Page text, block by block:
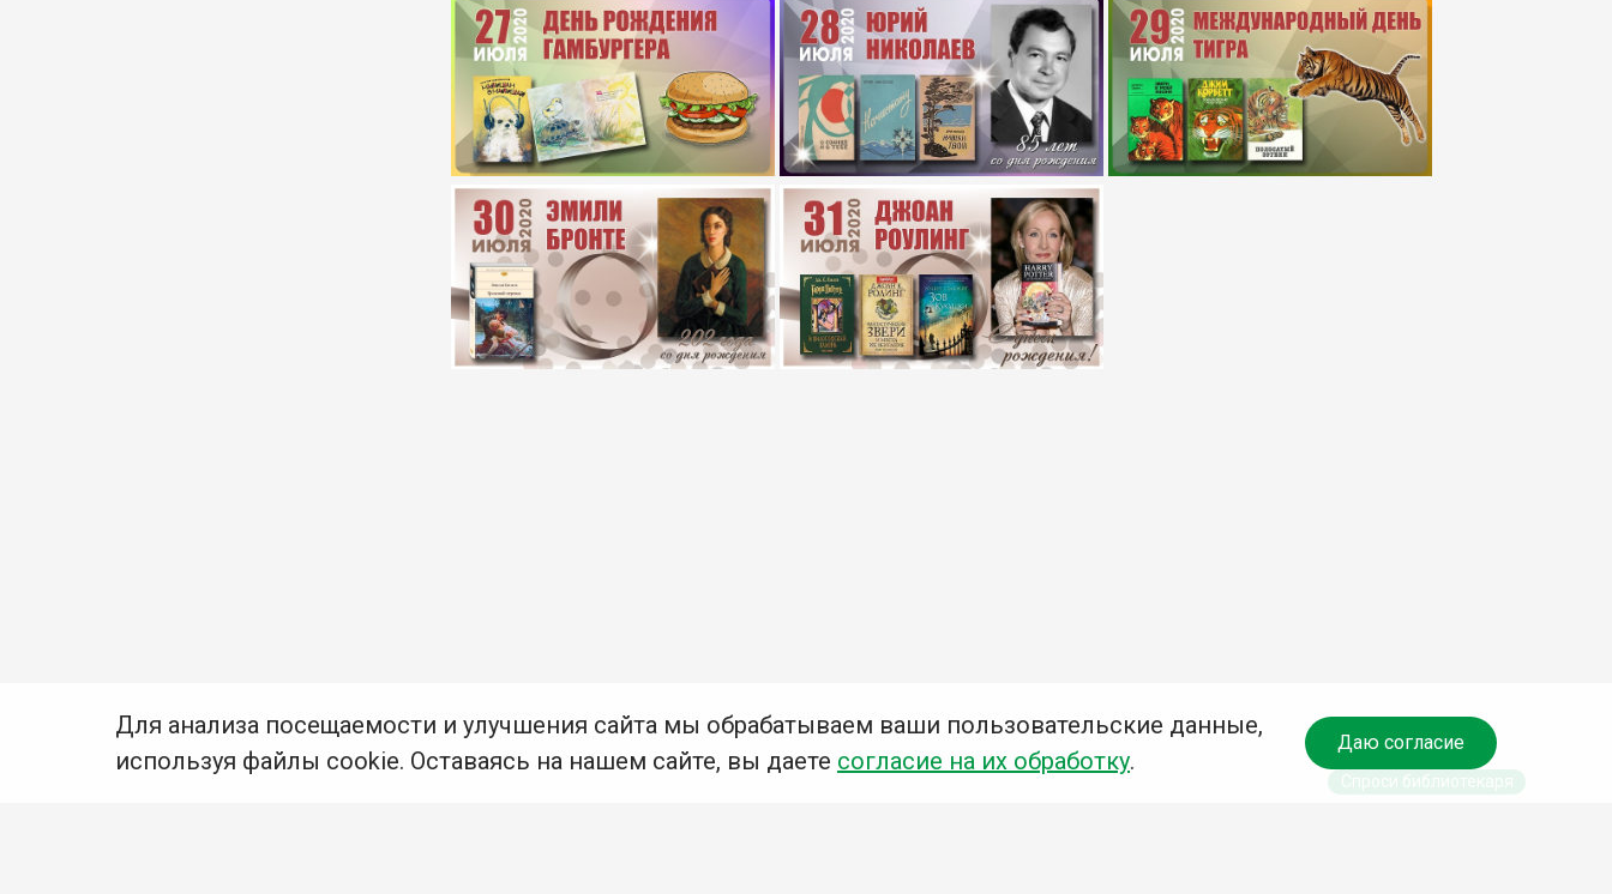
Для анализа посещаемости и улучшения сайта мы обрабатываем ваши пользовательские данные,
используя файлы cookie. Оставаясь на нашем сайте, вы даете согласие на их обработку.
Даю согласие
Спроси библиотекаря